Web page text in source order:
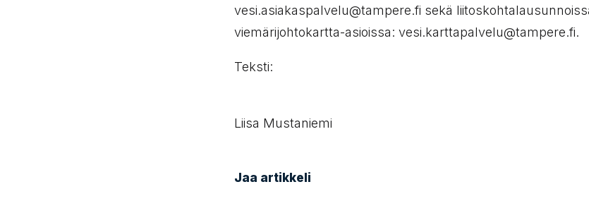
vesi.asiakaspalvelu@tampere.fi sekä
viemärijohtokartta-asioissa: vesi.karttapalvelu@tampere.fi.
Teksti:
Liisa Mustaniemi
Jaa artikkeli